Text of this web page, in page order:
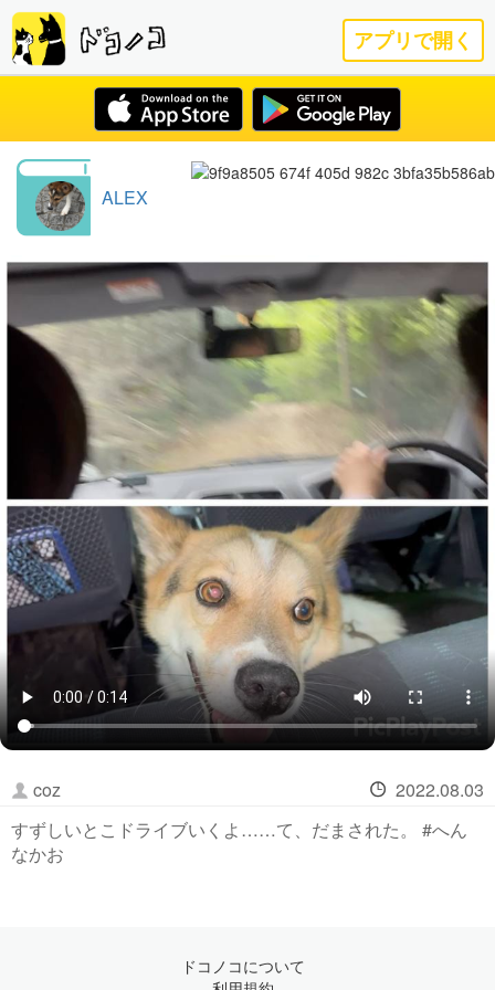
アプリで開く
ALEX
coz
2022.08.03
すずしいとこドライブいくよ……て、だまされた。 #へん
なかお
ドコノコについて